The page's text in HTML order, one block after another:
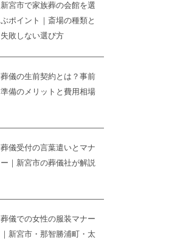
新宮市で家族葬の会館を選
ぶポイント｜斎場の種類と
失敗しない選び方
葬儀の生前契約とは？事前
準備のメリットと費用相場
葬儀受付の言葉遣いとマナ
ー｜新宮市の葬儀社が解説
葬儀での女性の服装マナー
｜新宮市・那智勝浦町・太